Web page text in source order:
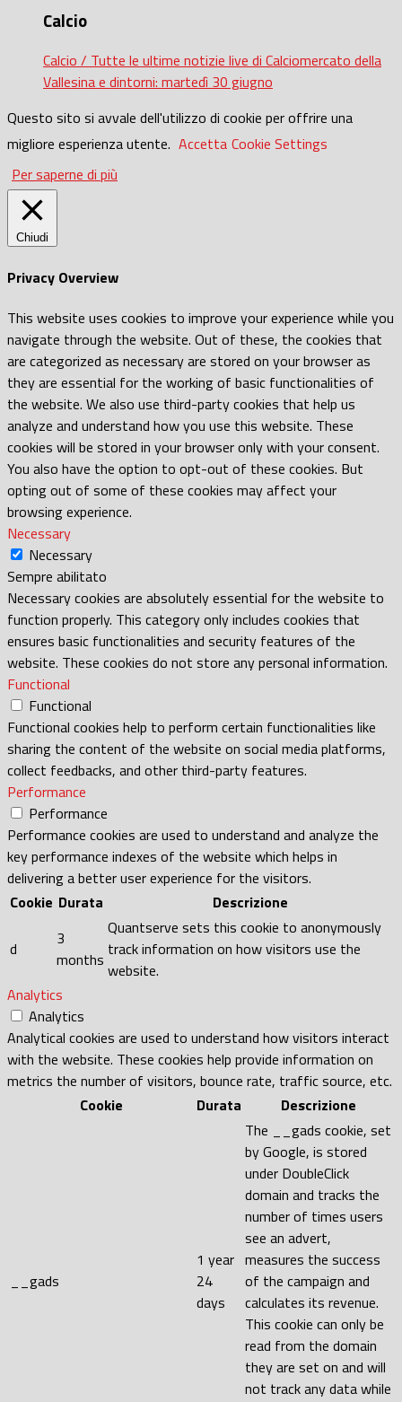
Calcio
Calcio / Tutte le ultime notizie live di Calciomercato della
Vallesina e dintorni: martedì 30 giugno
Questo sito si avvale dell'utilizzo di cookie per offrire una
migliore esperienza utente. Accetta Cookie Settings
Per saperne di più
Chiudi
Privacy Overview
This website uses cookies to improve your experience while you
navigate through the website. Out of these, the cookies that
are categorized as necessary are stored on your browser as
they are essential for the working of basic functionalities of
the website. We also use third-party cookies that help us
analyze and understand how you use this website. These
cookies will be stored in your browser only with your consent.
You also have the option to opt-out of these cookies. But
opting out of some of these cookies may affect your
browsing experience.
Necessary
Necessary
Sempre abilitato
Necessary cookies are absolutely essential for the website to
function properly. This category only includes cookies that
ensures basic functionalities and security features of the
website. These cookies do not store any personal information.
Functional
Functional
Functional cookies help to perform certain functionalities like
sharing the content of the website on social media platforms,
collect feedbacks, and other third-party features.
Performance
Performance
Performance cookies are used to understand and analyze the
key performance indexes of the website which helps in
delivering a better user experience for the visitors.
Cookie Durata Descrizione
d
3
months
Quantserve sets this cookie to anonymously
track information on how visitors use the
website.
Analytics
Analytics
Analytical cookies are used to understand how visitors interact
with the website. These cookies help provide information on
metrics the number of visitors, bounce rate, traffic source, etc.
Cookie
Durata Descrizione
__gads
1 year
24
days
The __gads cookie, set
by Google, is stored
under DoubleClick
domain and tracks the
number of times users
see an advert,
measures the success
of the campaign and
calculates its revenue.
This cookie can only be
read from the domain
they are set on and will
not track any data while